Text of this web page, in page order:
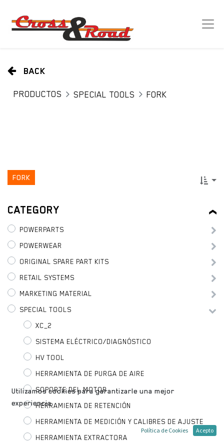
BACK
PRODUCTOS SPECIAL TOOLS FORK
FORK
CATEGORY
POWERPARTS
POWERWEAR
ORIGINAL SPARE PART KITS
RETAIL SYSTEMS
MARKETING MATERIAL
SPECIAL TOOLS
XC_2
SISTEMA ELÉCTRICO/DIAGNÓSTICO
HV TOOL
HERRAMIENTA DE PURGA DE AIRE
SOPORTE DEL MOTOR
HERRAMIENTA DE RETENCIÓN
HERRAMIENTA DE MEDICIÓN Y CALIBRES DE AJUSTE
HERRAMIENTA EXTRACTORA
Utilizamos cookies para garantizarle una mejor
experiencia.
Política de Cookies Acepto